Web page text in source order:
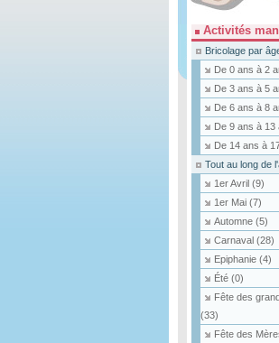
Activités
Bricolage par
De 0 ans à 2
De 3 ans à 5
De 6 ans à 8
De 9 ans à 13
De 14 ans à
Tout au long de
1er Avril (9)
1er Mai (7)
Automne (5)
Carnaval (28)
Epiphanie (4)
Été (0)
Fête des
(33)
Fête des